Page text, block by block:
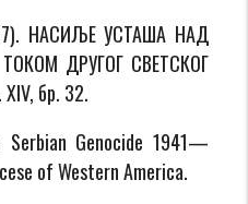
НАСИЉЕ УСТАША НАД
ДРУГОГ СВЕТСКОГ
бр. 32.
Serbian Genocide 1941—
of Western America.